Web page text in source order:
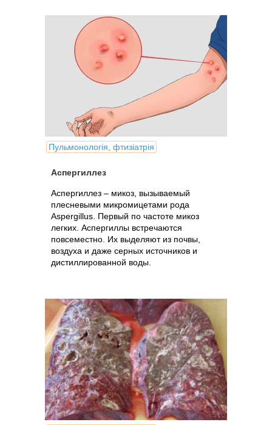
Пульмонологія, фтизіатрія
Аспергиллез
Аспергиллез – микоз, вызываемый
плесневыми микромицетами рода
Aspergillus. Первый по частоте микоз
легких. Аспергиллы встречаются
повсеместно. Их выделяют из почвы,
воздуха и даже серных источников и
дистиллированной воды.